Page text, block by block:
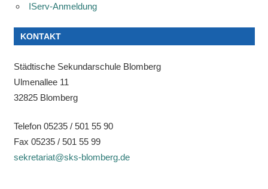
IServ-Anmeldung
KONTAKT
Städtische Sekundarschule Blomberg
Ulmenallee 11
32825 Blomberg
Telefon 05235 / 501 55 90
Fax 05235 / 501 55 99
sekretariat@sks-blomberg.de